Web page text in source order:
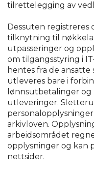
tilrettelegging av
Dessuten registreres
tilknytning til
utpasseringer og
om tilgangsstyring i
hentes fra de ansatte
utleveres bare i
lønnsutbetalinger
utleveringer.
arkivloven.
arbeidsområdet
opplysninger og kan
nettsider.